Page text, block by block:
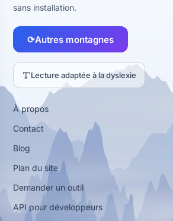
sans installation.
⟳Autres montagnes
Lecture adaptée à la dyslexie
À propos
Contact
Blog
Plan du site
Demander un outil
API pour développeurs